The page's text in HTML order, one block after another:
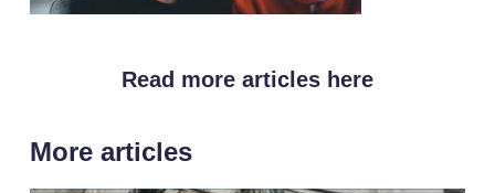
Read more articles here
More articles